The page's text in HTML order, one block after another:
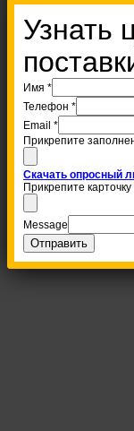
Узнать
Имя *
Телефон *
Email *
Прикрепите
Скачать опросный
Прикрепите
Message
Отправить